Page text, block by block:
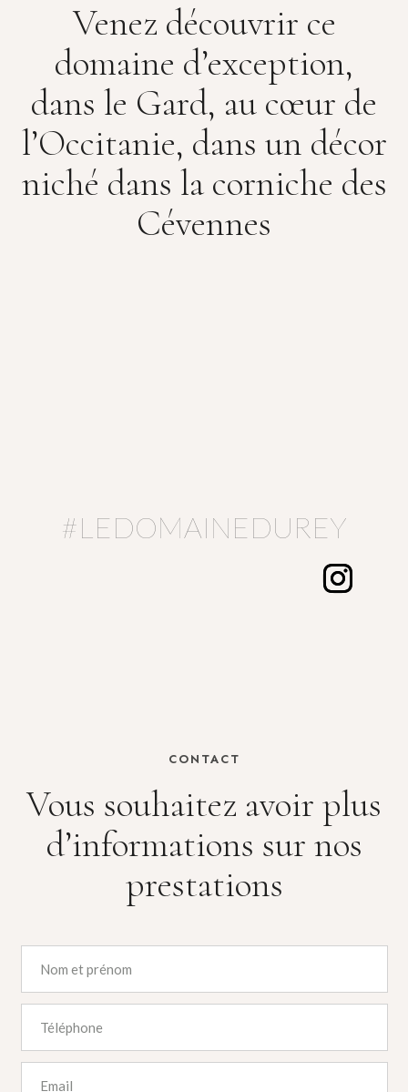
Venez découvrir ce
domaine d’exception,
dans le Gard, au cœur de
l’Occitanie, dans un décor
niché dans la corniche des
Cévennes
#LEDOMAINEDUREY
CONTACT
Vous souhaitez avoir plus
d’informations sur nos
prestations